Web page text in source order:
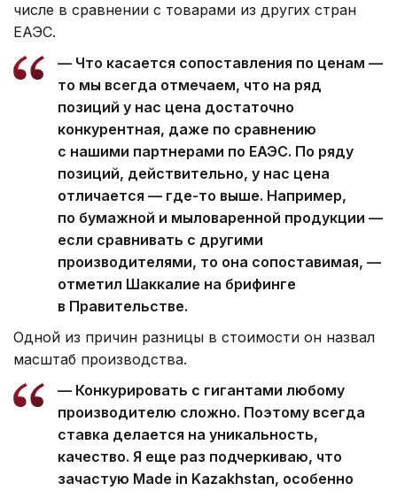
числе в сравнении с товарами из других стран
ЕАЭС.
— Что касается сопоставления по ценам —
то мы всегда отмечаем, что на ряд
позиций у нас цена достаточно
конкурентная, даже по сравнению
с нашими партнерами по ЕАЭС. По ряду
позиций, действительно, у нас цена
отличается — где-то выше. Например,
по бумажной и мыловаренной продукции —
если сравнивать с другими
производителями, то она сопоставимая, —
отметил Шаккалие на брифинге
в Правительстве.
Одной из причин разницы в стоимости он назвал
масштаб производства.
— Конкурировать с гигантами любому
производителю сложно. Поэтому всегда
ставка делается на уникальность,
качество. Я еще раз подчеркиваю, что
зачастую Made in Kazakhstan, особенно